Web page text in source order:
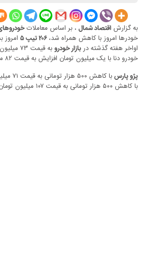
به گزارش اقتصاد شمال ، بر اساس معاملات
خودرها امروز با کاهش همراه شد،
اواخر هفته گذشته در بازار خودرو
به قیمت
خودرو دنا با یک میلیون تومان افزایش به قیمت ۸۲ میلیون تومان معامله شد.
پژو پارس با کاهش ۵۰۰ هزار تومانی به قیمت ۷۱ میلیون تومان و
با کاهش ۵۰۰ هزار تومانی به قیمت ۱۰۷ میلیون تومان معامله شد.